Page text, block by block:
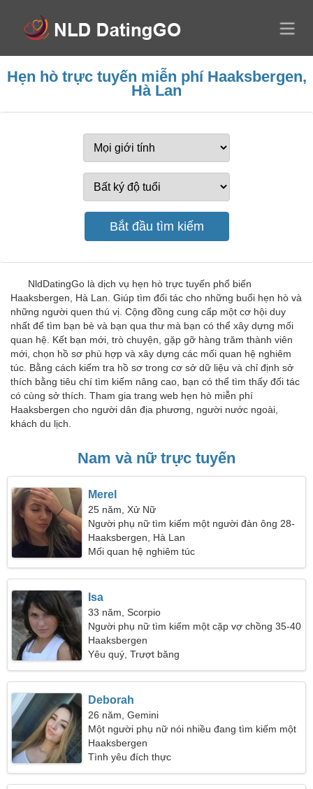
Hẹn hò trực tuyến miễn phí Haaksbergen,
Hà Lan
NldDatingGo là dịch vụ hẹn hò trực tuyến phổ biến
Haaksbergen, Hà Lan. Giúp tìm đối tác cho những buổi hẹn hò và
những người quen thú vị. Cộng đồng cung cấp một cơ hội duy
nhất để tìm bạn bè và bạn qua thư mà bạn có thể xây dựng mối
quan hệ. Kết bạn mới, trò chuyện, gặp gỡ hàng trăm thành viên
mới, chọn hồ sơ phù hợp và xây dựng các mối quan hệ nghiêm
túc. Bằng cách kiểm tra hồ sơ trong cơ sở dữ liệu và chỉ định sở
thích bằng tiêu chí tìm kiếm nâng cao, bạn có thể tìm thấy đối tác
có cùng sở thích. Tham gia trang web hẹn hò miễn phí
Haaksbergen cho người dân địa phương, người nước ngoài,
khách du lịch.
Nam và nữ trực tuyến
Merel
25 năm, Xử Nữ
Người phụ nữ tìm kiếm một người đàn ông 28-
36
Haaksbergen, Hà Lan
Mối quan hệ nghiêm túc
Isa
33 năm, Scorpio
Người phụ nữ tìm kiếm một cặp vợ chồng 35-40
Haaksbergen
Yêu quý, Trượt băng
Deborah
26 năm, Gemini
Một người phụ nữ nói nhiều đang tìm kiếm một
đối tác
Haaksbergen
Tình yêu đích thực